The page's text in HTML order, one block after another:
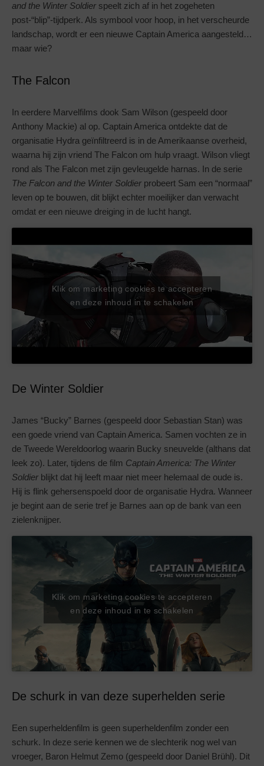
and the Winter Soldier speelt zich af in het zogeheten
post-“blip”-tijdperk. Als symbool voor hoop, in het verscheurde
landschap, wordt er een nieuwe Captain America aangesteld…
maar wie?
The Falcon
In eerdere Marvelfilms dook Sam Wilson (gespeeld door
Anthony Mackie) al op. Captain America ontdekte dat de
organisatie Hydra geïnfiltreerd is in de Amerikaanse overheid,
waarna hij zijn vriend The Falcon om hulp vraagt. Wilson vliegt
rond als The Falcon met zijn gevleugelde harnas. In de serie
The Falcon and the Winter Soldier probeert Sam een “normaal”
leven op te bouwen, dit blijkt echter moeilijker dan verwacht
omdat er een nieuwe dreiging in de lucht hangt.
Klik om marketing cookies te accepteren
en deze inhoud in te schakelen
De Winter Soldier
James “Bucky” Barnes (gespeeld door Sebastian Stan) was
een goede vriend van Captain America. Samen vochten ze in
de Tweede Wereldoorlog waarin Bucky sneuvelde (althans dat
leek zo). Later, tijdens de film Captain America: The Winter
Soldier blijkt dat hij leeft maar niet meer helemaal de oude is.
Hij is flink gehersenspoeld door de organisatie Hydra. Wanneer
je begint aan de serie tref je Barnes aan op de bank van een
zielenknijper.
Klik om marketing cookies te accepteren
en deze inhoud in te schakelen
De schurk in van deze superhelden serie
Een superheldenfilm is geen superheldenfilm zonder een
schurk. In deze serie kennen we de slechterik nog wel van
vroeger, Baron Helmut Zemo (gespeeld door Daniel Brühl). Dit